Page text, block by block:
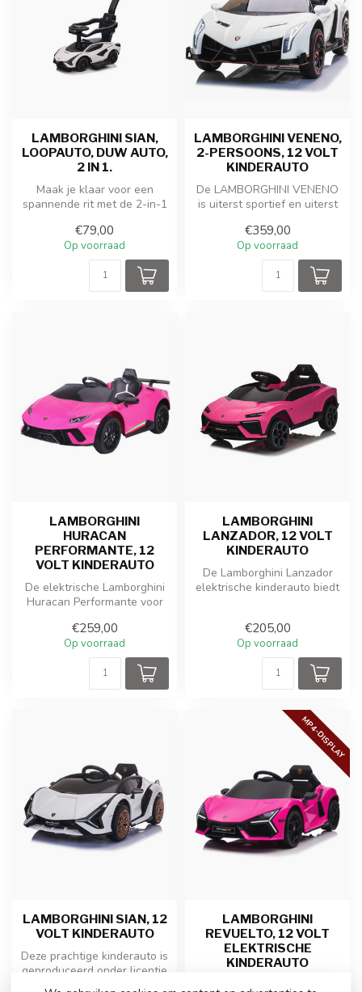
LAMBORGHINI SIAN,
LOOPAUTO, DUW AUTO,
2 IN 1.
Maak je klaar voor een
spannende rit met de 2-in-1
Lo...
€79,00
Op voorraad
LAMBORGHINI VENENO,
2-PERSOONS, 12 VOLT
KINDERAUTO
De LAMBORGHINI VENENO
is uiterst sportief en uiterst
€359,00
Op voorraad
LAMBORGHINI
HURACAN
PERFORMANTE, 12
VOLT KINDERAUTO
De elektrische Lamborghini
Huracan Performante voor
€259,00
Op voorraad
LAMBORGHINI
LANZADOR, 12 VOLT
KINDERAUTO
De Lamborghini Lanzador
elektrische kinderauto biedt
€205,00
Op voorraad
LAMBORGHINI SIAN, 12
VOLT KINDERAUTO
Deze prachtige kinderauto is
geproduceerd onder licentie
van Lamborghini. De Lam...
MP4-DISPLAY
LAMBORGHINI
REVUELTO, 12 VOLT
ELEKTRISCHE
KINDERAUTO
De elektrische kinderauto